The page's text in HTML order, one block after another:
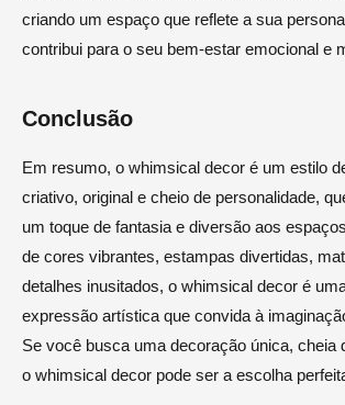
criando um espaço que reflete a sua
contribui para o seu bem-estar emocional e
Conclusão
Em resumo, o whimsical decor é um estilo
criativo, original e cheio de personalidade,
um toque de fantasia e diversão aos
de cores vibrantes, estampas divertidas,
detalhes inusitados, o whimsical decor é
expressão artística que convida à
Se você busca uma decoração única, cheia
o whimsical decor pode ser a escolha